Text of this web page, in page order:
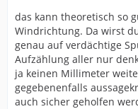
das kann theoretisch so
Windrichtung. Da wirst
genau auf verdächtige
Aufzählung aller nur
ja keinen Millimeter
gegebenenfalls
auch sicher geholfen